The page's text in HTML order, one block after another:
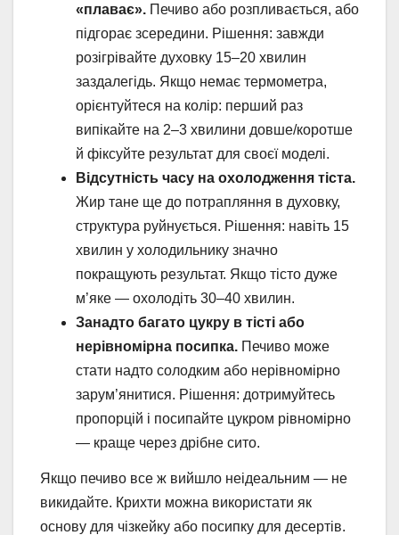
«плаває». Печиво або розпливається, або
підгорає зсередини. Рішення: завжди
розігрівайте духовку 15–20 хвилин
заздалегідь. Якщо немає термометра,
орієнтуйтеся на колір: перший раз
випікайте на 2–3 хвилини довше/коротше
й фіксуйте результат для своєї моделі.
Відсутність часу на охолодження тіста.
Жир тане ще до потрапляння в духовку,
структура руйнується. Рішення: навіть 15
хвилин у холодильнику значно
покращують результат. Якщо тісто дуже
м’яке — охолодіть 30–40 хвилин.
Занадто багато цукру в тісті або
нерівномірна посипка. Печиво може
стати надто солодким або нерівномірно
зарум’янитися. Рішення: дотримуйтесь
пропорцій і посипайте цукром рівномірно
— краще через дрібне сито.
Якщо печиво все ж вийшло неідеальним — не
викидайте. Крихти можна використати як
основу для чізкейку або посипку для десертів.